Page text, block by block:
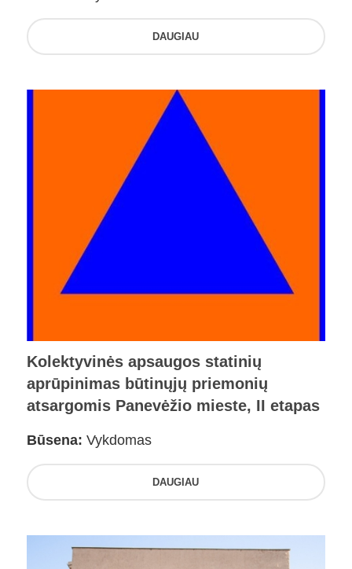
DAUGIAU
Kolektyvinės apsaugos statinių
aprūpinimas būtinųjų priemonių
atsargomis Panevėžio mieste, II etapas
Būsena: Vykdomas
DAUGIAU